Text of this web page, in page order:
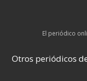
El periódico
Otros periódicos